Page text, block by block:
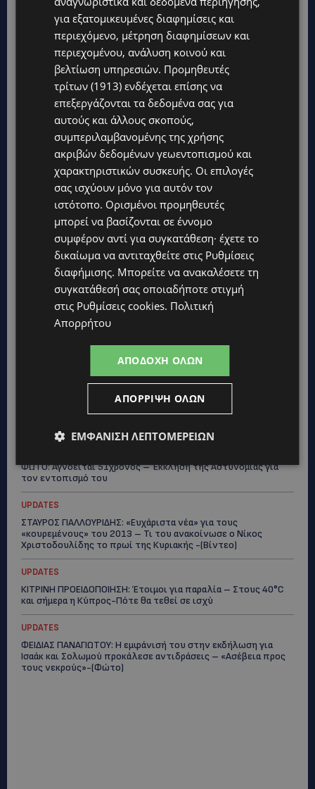
Topics
UPDATES
ΦΡΑΓΜΑ ΚΛΗΡΟΥ: Πήγαν για ψάρεμα και άφησαν πίσω τους
σκουπίδια – Εικόνες που προβληματίζουν-(Φώτο)
LIFESTYLE
ΝΙΚΟΣ ΚΑΛΟΓΕΡΟΠΟΥΛΟΣ: Έφυγε από τη ζωή ο πολυτάλαντος
καλλιτέχνης που ξεχώρισε σε θέατρο, κινηματογράφο και
τηλεόραση-(Bίντεο)
UPDATES
ΜΑΡΙΑ ΜΑΡΚΟΥ «ΠΙΚΚΟΥΑ: Τον κατέγραψε η κάμερα να μπαίνει
στο σπίτι της –Έλειπε στο εξωτερικό εκπροσωπώντας την
Κύπρο: «Αύριο μπορεί να είναι κάποιος που...
ΑΠΟ ΤΗΝ ΚΥΠΡΟ ΣΤΟ ΛΟΝΔΙΝΟ ΚΑΙ ΤΟ ΕΔΙΜΒΟΥΡΓΟ: Η Στέλλα
ΦΩΤΟ: Αγνοείται 51χρονος – Έκκληση της Αστυνομίας για
τον εντοπισμό του
UPDATES
ΣΤΑΥΡΟΣ ΓΙΑΛΛΟΥΡΙΔΗΣ: «Ευχάριστα νέα» για τους
«κουρεμένους» του 2013 – Τι του ανακοίνωσε ο Νίκος
Χριστοδουλίδης το πρωί της Κυριακής -(Βίντεο)
UPDATES
ΚΙΤΡΙΝΗ ΠΡΟΕΙΔΟΠΟΙΗΣΗ: Έτοιμοι για παραλία – Στους 40°C
και σήμερα η Κύπρος-Πότε θα τεθεί σε ισχύ
UPDATES
ΦΕΙΔΙΑΣ ΠΑΝΑΓΙΩΤΟΥ: Η εμφάνισή του στην εκδήλωση για
Ισαάκ και Σολωμού προκάλεσε αντιδράσεις – «Ασέβεια προς
τους νεκρούς»-(Φώτο)
για εξατομικευμένες διαφημίσεις και
περιεχόμενο, μέτρηση διαφημίσεων και
περιεχομένου, ανάλυση κοινού και
βελτίωση υπηρεσιών. Προμηθευτές
τρίτων (1913) ενδέχεται επίσης να
επεξεργάζονται τα δεδομένα σας για
αυτούς και άλλους σκοπούς,
συμπεριλαμβανομένης της χρήσης
ακριβών δεδομένων γεωεντοπισμού και
χαρακτηριστικών συσκευής. Οι επιλογές
σας ισχύουν μόνο για αυτόν τον
ιστότοπο. Ορισμένοι προμηθευτές
μπορεί να βασίζονται σε έννομο
συμφέρον αντί για συγκατάθεση· έχετε το
δικαίωμα να αντιταχθείτε στις Ρυθμίσεις
διαφήμισης. Μπορείτε να ανακαλέσετε τη
συγκατάθεσή σας οποιαδήποτε στιγμή
στις Ρυθμίσεις cookies. Πολιτική
Απορρήτου
ΑΠΟΔΟΧΉ ΌΛΩΝ
ΑΠΌΡΡΙΨΗ ΌΛΩΝ
ΕΜΦΆΝΙΣΗ ΛΕΠΤΟΜΕΡΕΙΏΝ